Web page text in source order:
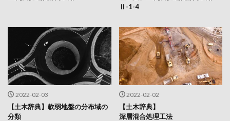
Ⅱ-1-4
2022-02-03
【土木辞典】軟弱地盤の分布域の
分類
2022-02-02
【土木辞典】
深層混合処理工法